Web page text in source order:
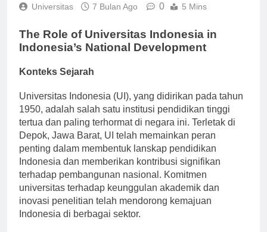
Universitas 7 Bulan Ago 0 5 Mins
The Role of Universitas Indonesia in
Indonesia’s National Development
Konteks Sejarah
Universitas Indonesia (UI), yang didirikan pada tahun
1950, adalah salah satu institusi pendidikan tinggi
tertua dan paling terhormat di negara ini. Terletak di
Depok, Jawa Barat, UI telah memainkan peran
penting dalam membentuk lanskap pendidikan
Indonesia dan memberikan kontribusi signifikan
terhadap pembangunan nasional. Komitmen
universitas terhadap keunggulan akademik dan
inovasi penelitian telah mendorong kemajuan
Indonesia di berbagai sektor.